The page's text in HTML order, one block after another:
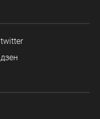
twitter
дзен